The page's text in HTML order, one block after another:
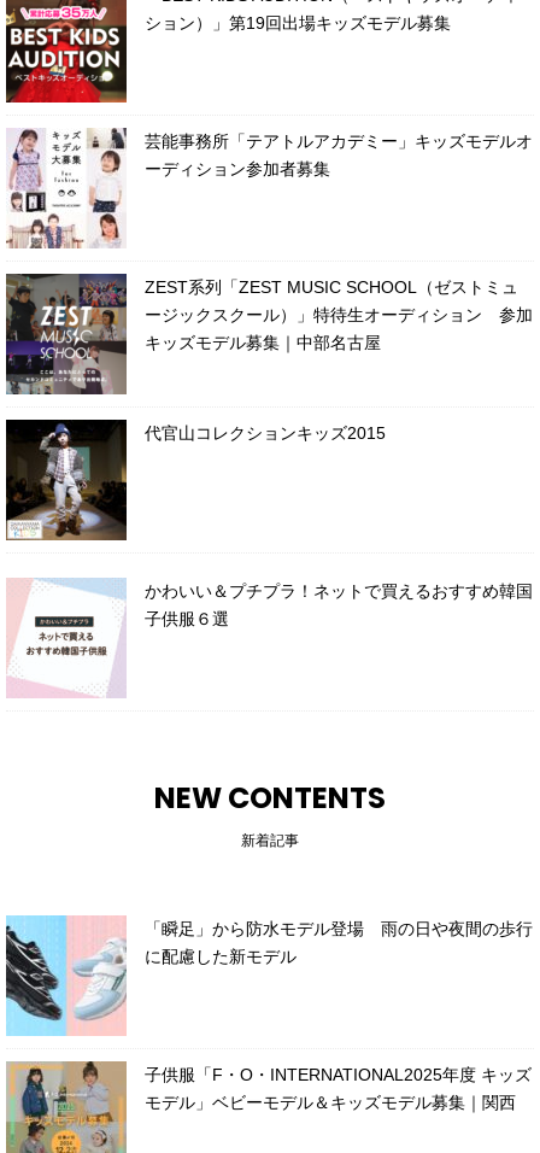
ション）」第19回出場キッズモデル募集
芸能事務所「テアトルアカデミー」キッズモデルオ
ーディション参加者募集
ZEST系列「ZEST MUSIC SCHOOL（ゼストミュ
ージックスクール）」特待生オーディション 参加
キッズモデル募集｜中部名古屋
代官山コレクションキッズ2015
かわいい＆プチプラ！ネットで買えるおすすめ韓国
子供服６選
NEW CONTENTS
新着記事
「瞬足」から防水モデル登場 雨の日や夜間の歩行
に配慮した新モデル
子供服「F・O・INTERNATIONAL2025年度 キッズ
モデル」ベビーモデル＆キッズモデル募集｜関西